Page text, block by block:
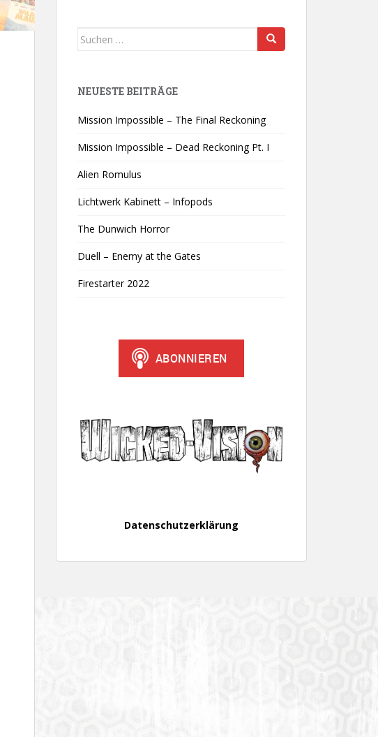
Suchen
NEUESTE BEITRÄGE
Mission Impossible – The Final Reckoning
Mission Impossible – Dead Reckoning Pt. I
Alien Romulus
Lichtwerk Kabinett – Infopods
The Dunwich Horror
Duell – Enemy at the Gates
Firestarter 2022
Datenschutzerklärung